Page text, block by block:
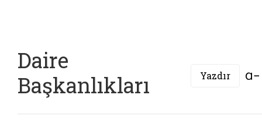
Daire
Başkanlıkları
Yazdır